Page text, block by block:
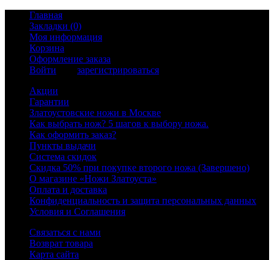
Главная
Закладки (0)
Моя информация
Корзина
Оформление заказа
Войти
зарегистрироваться
Акции
Гарантии
Златоустовские ножи в Москве
Как выбрать нож? 5 шагов к выбору ножа.
Как оформить заказ?
Пункты выдачи
Система скидок
Скидка 50% при покупке второго ножа (Завершено)
О магазине «Ножи Златоуста»
Оплата и доставка
Конфиденциальность и защита персональных данных
Условия и Соглашения
Связаться с нами
Возврат товара
Карта сайта